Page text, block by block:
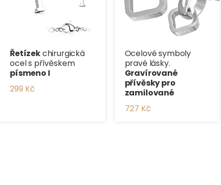
Řetízekchirurgická
ocel s přívěskem
písmeno I
299 Kč
Ocelové symboly
pravé lásky.
Gravírované
přívěsky pro
zamilované
727 Kč